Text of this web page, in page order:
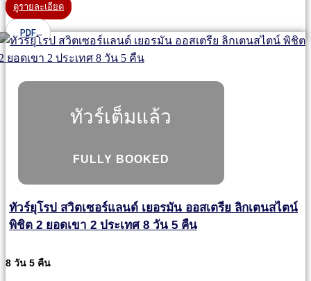
ดูรายละเอียด
PDF
ทัวร์เต็มแล้ว
FULLY BOOKED
ทัวร์ยุโรป สวิตเซอร์แลนด์ เยอรมัน ออสเตรีย ลิกเตนสไตน์
พิชิต 2 ยอดเขา 2 ประเทศ 8 วัน 5 คืน
8 วัน 5 คืน